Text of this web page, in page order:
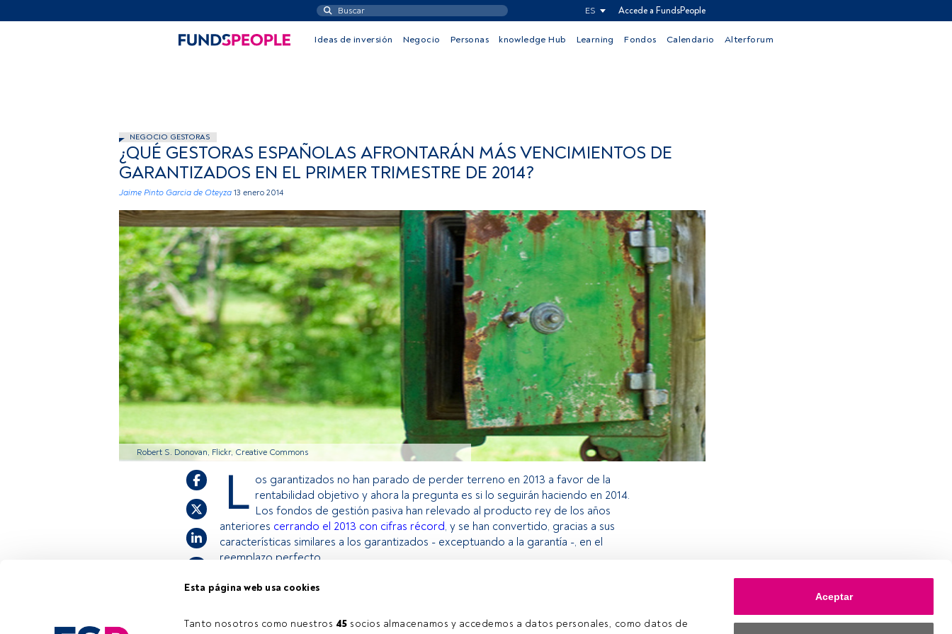
Esta página web usa cookies
Tanto nosotros como nuestros 45 socios almacenamos y accedemos a datos personales, como datos de
Aceptar
ES Accede a FundsPeople
Ideas de inversión Negocio Personas knowledge Hub Learning Fondos Calendario Alterforum
NEGOCIO GESTORAS
¿QUÉ GESTORAS ESPAÑOLAS AFRONTARÁN MÁS VENCIMIENTOS DE
GARANTIZADOS EN EL PRIMER TRIMESTRE DE 2014?
Jaime Pinto Garcia de Oteyza 13 enero 2014
Robert S. Donovan, Flickr, Creative Commons
L os garantizados no han parado de perder terreno en 2013 a favor de la
rentabilidad objetivo y ahora la pregunta es si lo seguirán haciendo en 2014.
Los fondos de gestión pasiva han relevado al producto rey de los años
anteriores cerrando el 2013 con cifras récord, y se han convertido, gracias a sus
características similares a los garantizados - exceptuando a la garantía -, en el
reemplazo perfecto.
estás registrado, accede desde el botón Login. Si aún no tienes cuenta, te